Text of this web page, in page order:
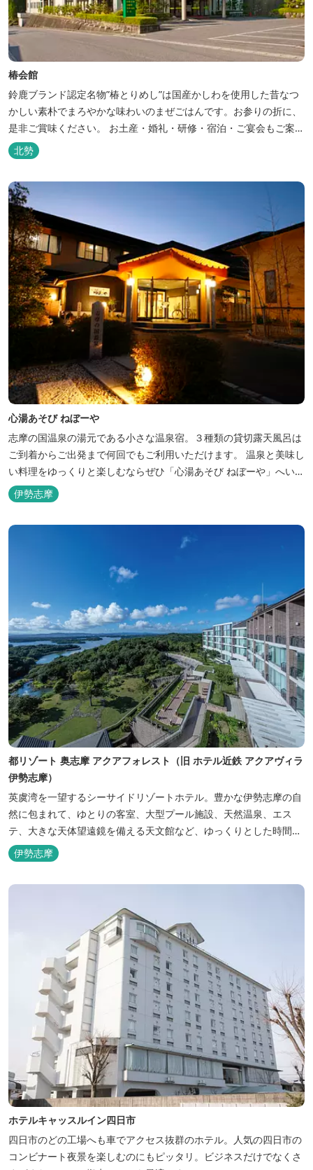
椿会館
鈴鹿ブランド認定名物”椿とりめし”は国産かしわを使用した昔なつ
かしい素朴でまろやかな味わいのまぜごはんです。お参りの折に、
是非ご賞味ください。 お土産・婚礼・研修・宿泊・ご宴会もご案内
しております。
北勢
心湯あそび ねぼーや
志摩の国温泉の湯元である小さな温泉宿。３種類の貸切露天風呂は
ご到着からご出発まで何回でもご利用いただけます。 温泉と美味し
い料理をゆっくりと楽しむならぜひ「心湯あそび ねぼーや」へいら
っしゃいませんか？
伊勢志摩
都リゾート 奥志摩 アクアフォレスト（旧 ホテル近鉄 アクアヴィラ
伊勢志摩）
英虞湾を一望するシーサイドリゾートホテル。豊かな伊勢志摩の自
然に包まれて、ゆとりの客室、大型プール施設、天然温泉、エス
テ、大きな天体望遠鏡を備える天文館など、ゆっくりとした時間を
楽しみながら過ごすことができます。 屋内プール：通年 屋外プー
ル：2025年7月19日（土）～8月31日（日）
伊勢志摩
ホテルキャッスルイン四日市
四日市のどの工場へも車でアクセス抜群のホテル。人気の四日市の
コンビナート夜景を楽しむのにもピッタリ。ビジネスだけでなくさ